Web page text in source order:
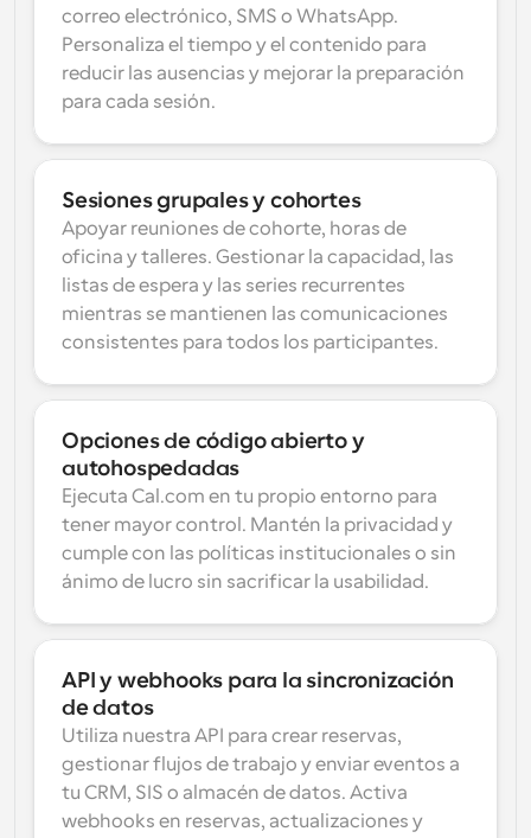
correo electrónico, SMS o WhatsApp.
Personaliza el tiempo y el contenido para
reducir las ausencias y mejorar la preparación
para cada sesión.
Sesiones grupales y cohortes
Apoyar reuniones de cohorte, horas de
oficina y talleres. Gestionar la capacidad, las
listas de espera y las series recurrentes
mientras se mantienen las comunicaciones
consistentes para todos los participantes.
Opciones de código abierto y
autohospedadas
Ejecuta Cal.com en tu propio entorno para
tener mayor control. Mantén la privacidad y
cumple con las políticas institucionales o sin
ánimo de lucro sin sacrificar la usabilidad.
API y webhooks para la sincronización
de datos
Utiliza nuestra API para crear reservas,
gestionar flujos de trabajo y enviar eventos a
tu CRM, SIS o almacén de datos. Activa
webhooks en reservas, actualizaciones y